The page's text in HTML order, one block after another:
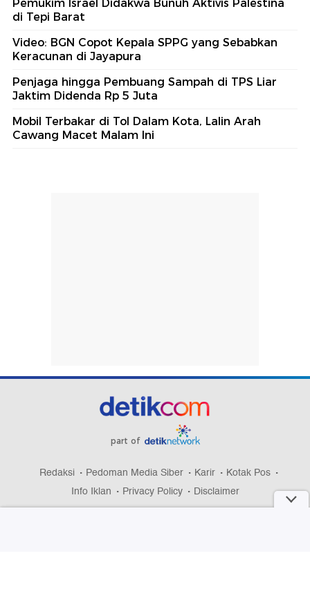
Pemukim Israel Didakwa Bunuh Aktivis Palestina
di Tepi Barat
Video: BGN Copot Kepala SPPG yang Sebabkan
Keracunan di Jayapura
Penjaga hingga Pembuang Sampah di TPS Liar
Jaktim Didenda Rp 5 Juta
Mobil Terbakar di Tol Dalam Kota, Lalin Arah
Cawang Macet Malam Ini
part of
Redaksi Pedoman Media Siber Karir
Kotak Pos
Info Iklan
Privacy Policy Disclaimer